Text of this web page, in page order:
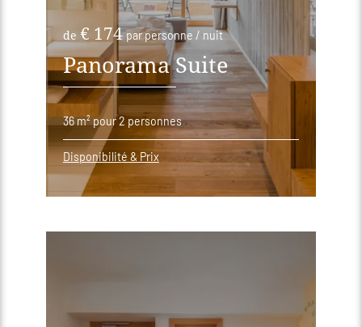
de € 174 par personne / nuit
Panorama Suite
36 m² pour 2 personnes
Disponibilité & Prix